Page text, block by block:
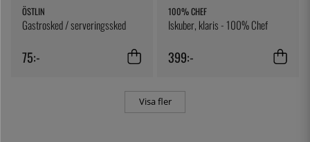
ÖSTLIN
Gastrosked / serveringssked
75:-
100% CHEF
Iskuber, klaris - 100% Chef
399:-
Visa fler